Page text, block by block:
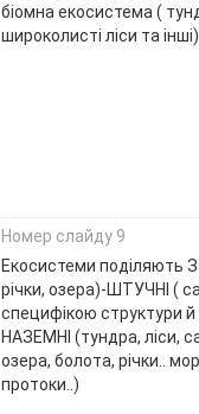
біомна екосистема (
широколисті ліси та інші)
Номер слайду 9
Екосистеми поділяють
річки, озера)-ШТУЧНІ (
специфікою структури й
НАЗЕМНІ (тундра, ліси,
озера, болота, річки..
протоки..)